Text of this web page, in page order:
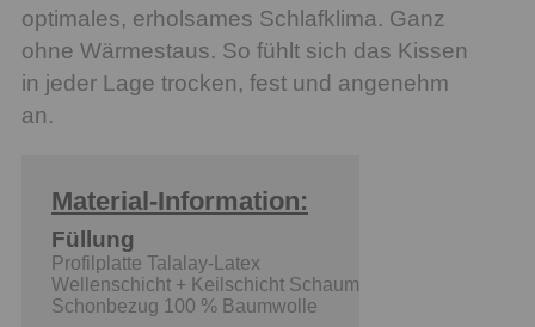
optimales, erholsames Schlafklima. Ganz
ohne Wärmestaus. So fühlt sich das Kissen
in jeder Lage trocken, fest und angenehm
an.
Material-Information:
Füllung
Profilplatte Talalay-Latex
Wellenschicht + Keilschicht Schaum
Schonbezug 100 % Baumwolle